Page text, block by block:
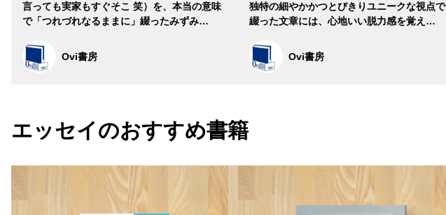
言っても実家もすぐそこ 笑）を、本当の意味
で「つれづれなるままに」綴ったみずみ…
Ovi書房
独特の細やかかつとびきりユニークな視点で
綴った文章には、心地いい脱力感を覚え…
Ovi書房
エッセイのおすすめ書籍